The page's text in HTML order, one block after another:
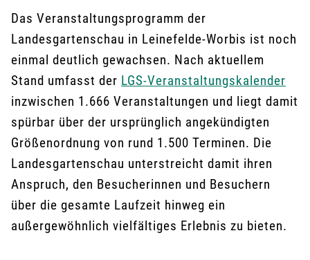
Das Veranstaltungsprogramm der
Landesgartenschau in Leinefelde-Worbis ist noch
einmal deutlich gewachsen. Nach aktuellem
Stand umfasst der LGS-Veranstaltungskalender
inzwischen 1.666 Veranstaltungen und liegt damit
spürbar über der ursprünglich angekündigten
Größenordnung von rund 1.500 Terminen. Die
Landesgartenschau unterstreicht damit ihren
Anspruch, den Besucherinnen und Besuchern
über die gesamte Laufzeit hinweg ein
außergewöhnlich vielfältiges Erlebnis zu bieten.